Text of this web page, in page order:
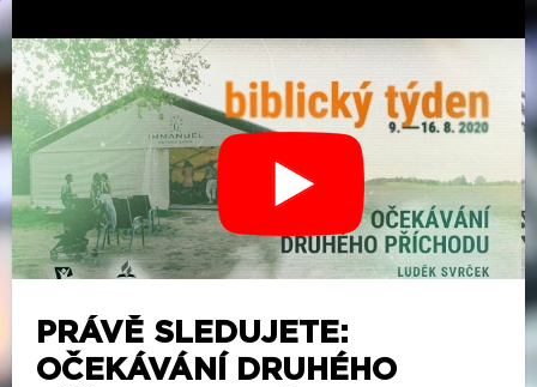
PRÁVĚ SLEDUJETE:
OČEKÁVÁNÍ DRUHÉHO